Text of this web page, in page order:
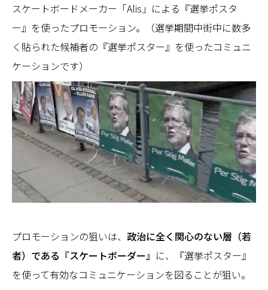
スケートボードメーカー「Alis」による『選挙ポスタ
ー』を使ったプロモーション。（選挙期間中街中に数多
く貼られた候補者の『選挙ポスター』を使ったコミュニ
ケーションです）
プロモーションの狙いは、 政治に全く関心のない層（若
者）である『スケートボーダー』 に、『選挙ポスター』
を使って有効なコミュニケーションを図ることが狙い。